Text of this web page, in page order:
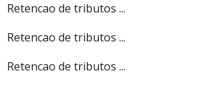
Retencao de tributos ...
Retencao de tributos ...
Retencao de tributos ...